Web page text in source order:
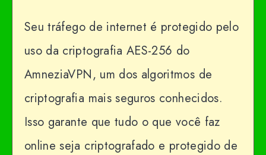
Seu tráfego de internet é protegido pelo
uso da criptografia AES-256 do
AmneziaVPN, um dos algoritmos de
criptografia mais seguros conhecidos.
Isso garante que tudo o que você faz
online seja criptografado e protegido de